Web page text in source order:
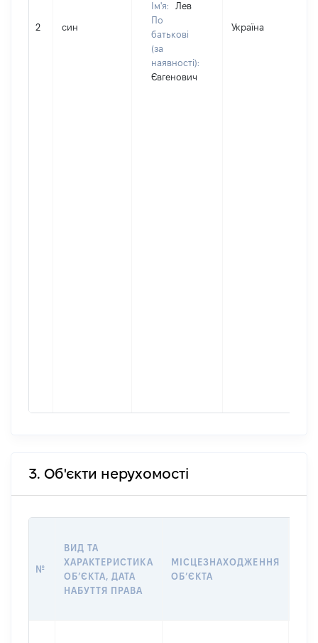
2 син
Ім'я:
Лев
По
батькові
(за
наявності):
Євгенович
Україна
3. Об'єкти нерухомості
№
ВИД ТА
ХАРАКТЕРИСТИКА
ОБʼЄКТА, ДАТА
НАБУТТЯ ПРАВА
МІСЦЕЗНАХОДЖЕННЯ
ОБʼЄКТА